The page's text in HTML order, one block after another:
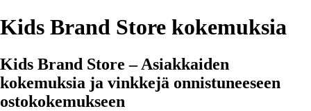
Kids Brand Store kokemuksia
Kids Brand Store – Asiakkaiden
kokemuksia ja vinkkejä onnistuneeseen
ostokokemukseen